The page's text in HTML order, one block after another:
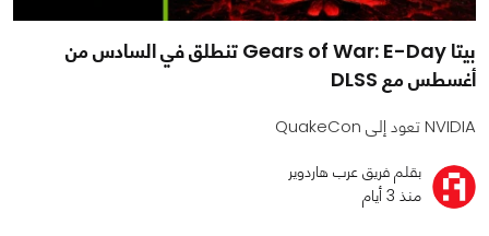
بيتا Gears of War: E-Day تنطلق في السادس من
أغسطس مع DLSS
NVIDIA تعود إلى QuakeCon
بقلم فريق عرب هاردوير
منذ 3 أيام